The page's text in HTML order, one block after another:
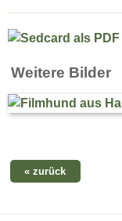
Weitere Bilder
« zurück